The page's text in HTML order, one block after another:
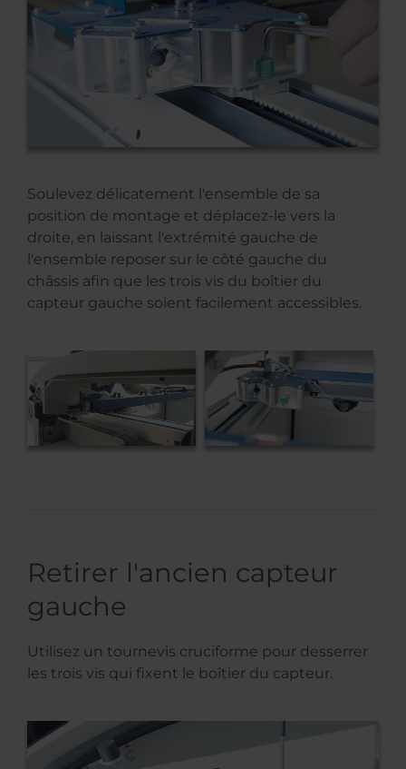
Soulevez délicatement l'ensemble de sa
position de montage et déplacez-le vers la
droite, en laissant l'extrémité gauche de
l'ensemble reposer sur le côté gauche du
châssis afin que les trois vis du boîtier du
capteur gauche soient facilement accessibles.
Retirer l'ancien capteur
gauche
Utilisez un tournevis cruciforme pour desserrer
les trois vis qui fixent le boîtier du capteur.